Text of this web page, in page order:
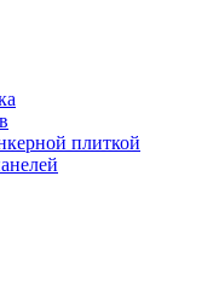
плиткой